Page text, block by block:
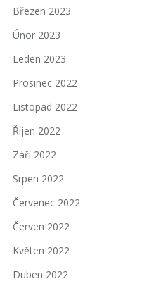
Březen 2023
Únor 2023
Leden 2023
Prosinec 2022
Listopad 2022
Říjen 2022
Září 2022
Srpen 2022
Červenec 2022
Červen 2022
Květen 2022
Duben 2022